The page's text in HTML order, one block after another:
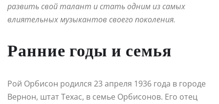
развить свой талант и стать одним из самых
влиятельных музыкантов своего поколения.
Ранние годы и семья
Рой Орбисон родился 23 апреля 1936 года в городе
Вернон, штат Техас, в семье Орбисонов. Его отец